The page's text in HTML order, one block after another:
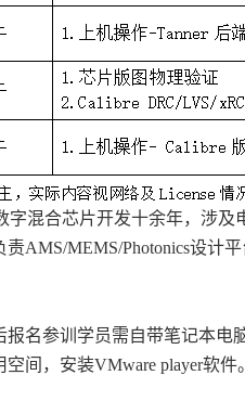
字混合芯片开发十余年，涉
责AMS/MEMS/Photonics设计平
名参训学员需自带笔记本电
空间，安装VMware player软件。